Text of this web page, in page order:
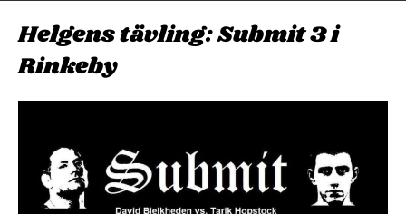
Helgens tävling: Submit 3 i
Rinkeby